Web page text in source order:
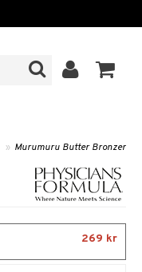
» Murumuru Butter Bronzer
269 kr